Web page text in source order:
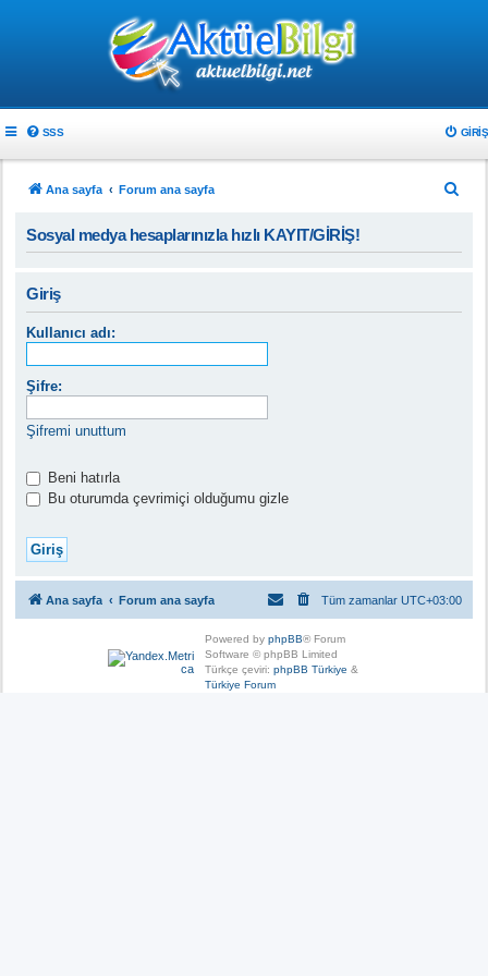
SSS GIRIŞ
Ana sayfa Forum ana sayfa
Sosyal medya hesaplarınızla hızlı KAYIT/GİRİŞ!
Giriş
Kullanıcı adı:
Şifre:
Şifremi unuttum
Beni hatırla
Bu oturumda çevrimiçi olduğumu gizle
Ana sayfa Forum ana sayfa Tüm zamanlar UTC+03:00
Powered by phpBB® Forum
Software © phpBB Limited
Türkçe çeviri: phpBB Türkiye &
Türkiye Forum